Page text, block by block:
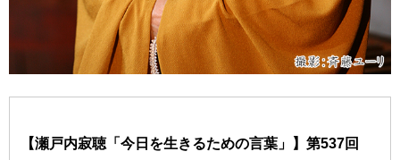
【瀬戸内寂聴「今日を生きるための言葉」】第537回